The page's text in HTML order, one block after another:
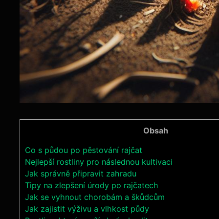
Obsah
Co s půdou po pěstování rajčat
Nejlepší rostliny pro následnou ⁤kultivaci
Jak správně připravit‍ zahradu
Tipy na zlepšení úrody po rajčatech
Jak ⁢se vyhnout chorobám a ‍škůdcům
Jak zajistit výživu‌ a ⁢vlhkost půdy